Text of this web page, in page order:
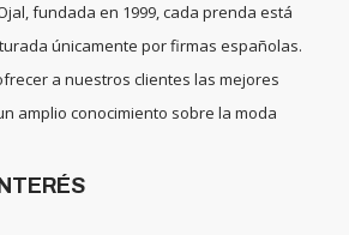
fundada en 1999, cada prenda está
únicamente por firmas españolas.
a nuestros clientes las mejores
amplio conocimiento sobre la moda